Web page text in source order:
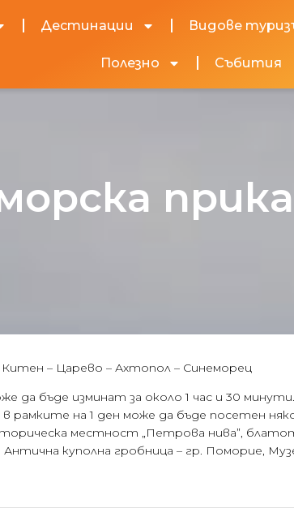
Дестинации Видове
Полезно Събития
– Царево – Ахтопол – Синеморец
бъде изминат за около 1 час и 30
на 1 ден може да бъде посетен
местност „Петрова нива”,
куполна гробница – гр. Поморие,